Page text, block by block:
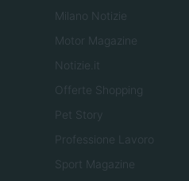
Milano Notizie
Motor Magazine
Notizie.it
Offerte Shopping
Pet Story
Professione Lavoro
Sport Magazine